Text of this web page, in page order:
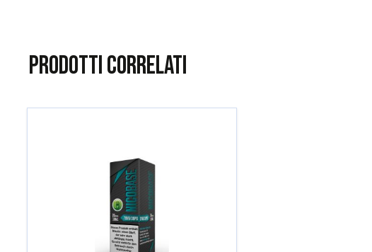
Prodotti correlati
È possibile navigare tra gli elementi del carosello utilizzando il tasto
Salta il carosello